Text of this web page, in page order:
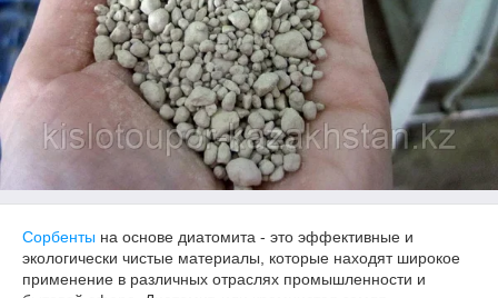
Сорбенты на основе диатомита - это эффективные и
экологически чистые материалы, которые находят широкое
применение в различных отраслях промышленности и